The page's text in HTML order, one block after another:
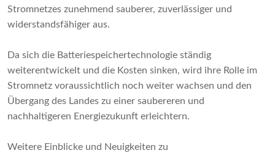
Stromnetzes zunehmend sauberer, zuverlässiger und
widerstandsfähiger aus.
Da sich die Batteriespeichertechnologie ständig
weiterentwickelt und die Kosten sinken, wird ihre Rolle im
Stromnetz voraussichtlich noch weiter wachsen und den
Übergang des Landes zu einer saubereren und
nachhaltigeren Energiezukunft erleichtern.
Weitere Einblicke und Neuigkeiten zu